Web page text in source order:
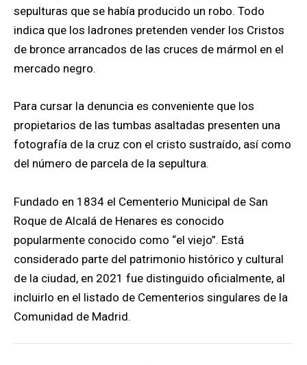
sepulturas que se había producido un robo. Todo
indica que los ladrones pretenden vender los Cristos
de bronce arrancados de las cruces de mármol en el
mercado negro.
Para cursar la denuncia es conveniente que los
propietarios de las tumbas asaltadas presenten una
fotografía de la cruz con el cristo sustraído, así como
del número de parcela de la sepultura.
Fundado en 1834 el Cementerio Municipal de San
Roque de Alcalá de Henares es conocido
popularmente conocido como “el viejo”. Está
considerado parte del patrimonio histórico y cultural
de la ciudad, en 2021 fue distinguido oficialmente, al
incluirlo en el listado de Cementerios singulares de la
Comunidad de Madrid.